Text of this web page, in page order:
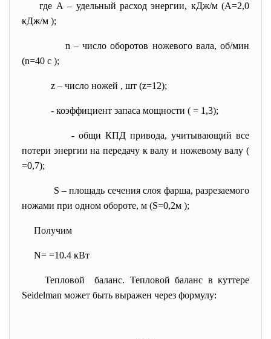
где А – удельный расход энергии, кДж/м (А=2,0
кДж/м );
n – число оборотов ножевого вала, об/мин
(n=40 с );
z – число ножей , шт (z=12);
- коэффициент запаса мощности ( = 1,3);
- общи КПД привода, учитывающий все
потери энергии на передачу к валу и ножевому валу (
=0,7);
S – площадь сечения слоя фарша, разрезаемого
ножами при одном обороте, м (S=0,2м );
Получим
N= =10.4 кВт
Тепловой баланс. Тепловой баланс в куттере
Seidelman может быть выражен через формулу: